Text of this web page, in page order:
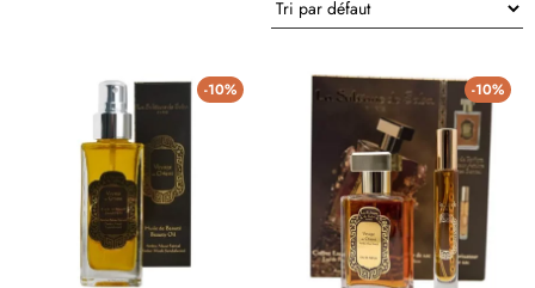
-10% -10%